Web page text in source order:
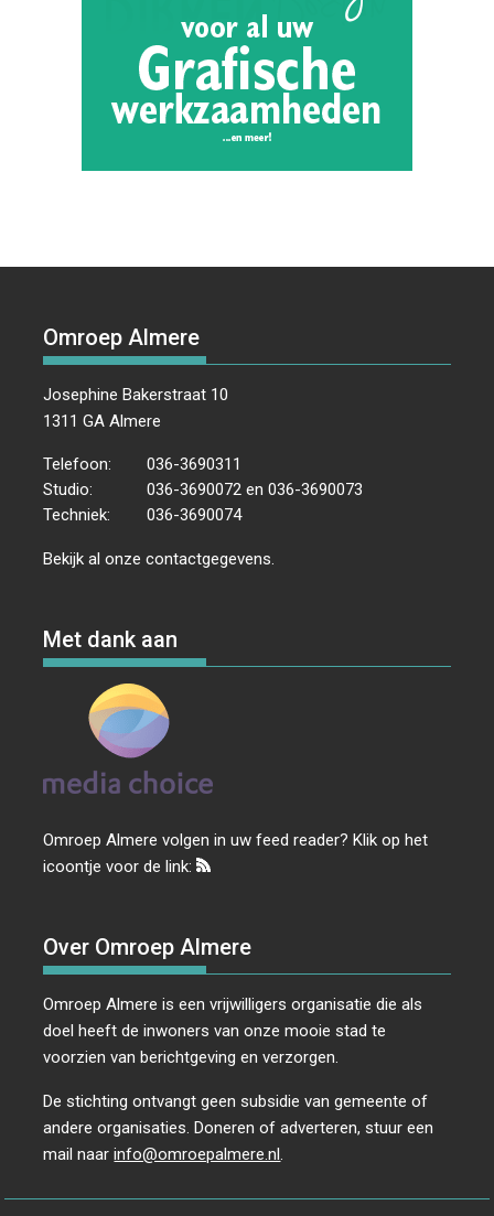
Omroep Almere
Josephine Bakerstraat 10
1311 GA Almere
Telefoon:
036-3690311
Studio:
036-3690072 en 036-3690073
Techniek:
036-3690074
Bekijk al onzecontactgegevens
Met dank aan
Omroep Almere volgen in uw feed reader? Klik op het
icoontje voor de link:
Over Omroep Almere
Omroep Almere is een vrijwilligers organisatie die als
doel heeft de inwoners van onze mooie stad te
voorzien van berichtgeving en verzorgen.
De stichting ontvangt geen subsidie van gemeente of
andere organisaties. Doneren of adverteren, stuur een
mail naarinfo@omroepalmere.nl.